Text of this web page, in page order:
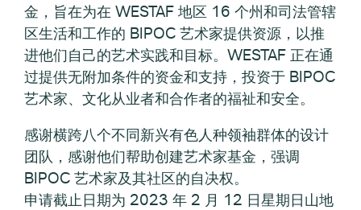
金，旨在为在 WESTAF 地区 16 个州和司法管辖
区生活和工作的 BIPOC 艺术家提供资源，以推
进他们自己的艺术实践和目标。WESTAF 正在通
过提供无附加条件的资金和支持，投资于 BIPOC
艺术家、文化从业者和合作者的福祉和安全。
感谢横跨八个不同新兴有色人种领袖群体的设计
团队，感谢他们帮助创建艺术家基金，强调
BIPOC 艺术家及其社区的自决权。
申请截止日期为 2023 年 2 月 12 日星期日山地